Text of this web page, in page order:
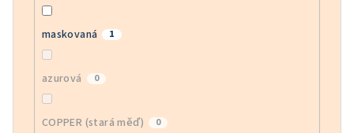
maskovaná 1
azurová 0
COPPER (stará měď) 0